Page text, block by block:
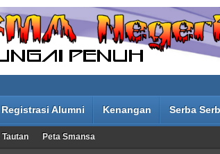
Registrasi Alumni Kenangan Serba
Peta Smansa